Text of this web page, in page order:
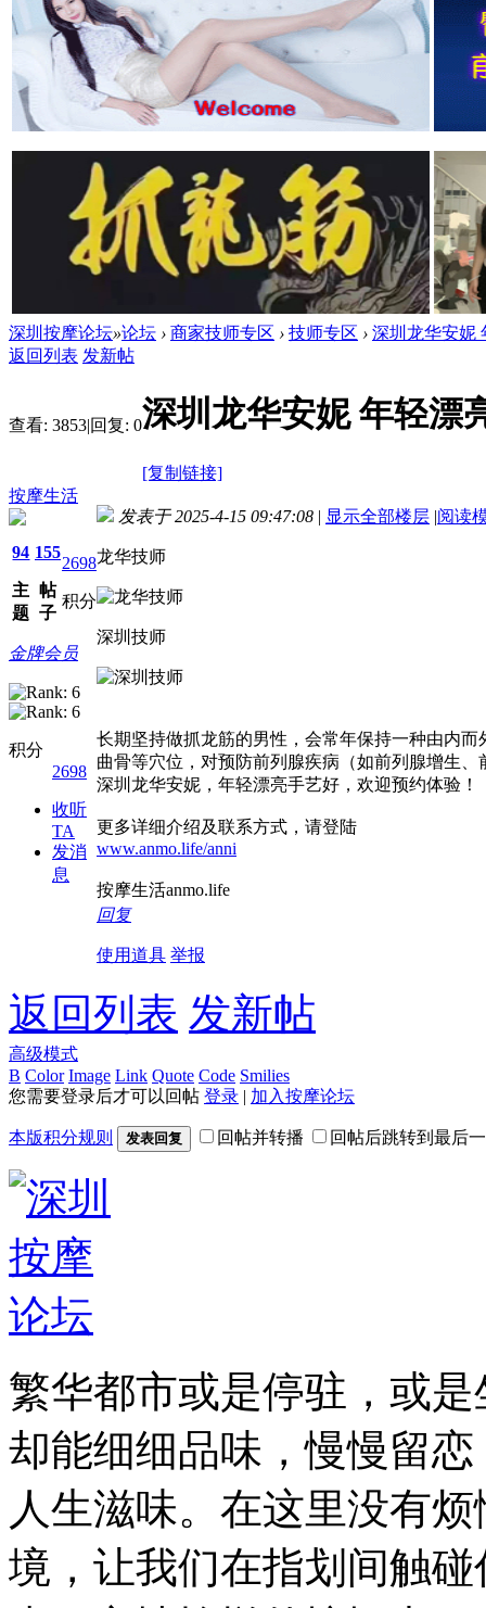
深圳按摩论坛»论坛 › 商家技师专区 › 技师专区 › 深圳龙华安妮
返回列表 发新帖
查看: 3853|回复: 0深圳龙华安妮 年轻漂
[复制链接]
按摩生活
94
主
题
155
帖
子
2698
积分
金牌会员
积分
2698
收听
TA
发消
息
发表于 2025-4-15 09:47:08 | 显示全部楼层 |阅读
龙华技师
深圳技师
长期坚持做抓龙筋的男性，会常年保持一种由内
曲骨等穴位，对预防前列腺疾病（如前列腺增生
深圳龙华安妮，年轻漂亮手艺好，欢迎预约体验！
更多详细介绍及联系方式，请登陆
www.anmo.life/anni
按摩生活anmo.life
回复
使用道具 举报
返回列表 发新帖
高级模式
B Color Image Link Quote Code Smilies
您需要登录后才可以回帖 登录 | 加入按摩论坛
本版积分规则 发表回复 回帖并转播 回帖后跳转到最后
繁华都市或是停驻，或
却能细细品味，慢慢留
人生滋味。在这里没有
境，让我们在指划间触